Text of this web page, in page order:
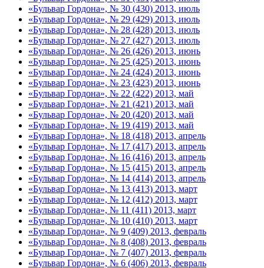
«Бульвар Гордона», № 30 (430) 2013, июль
«Бульвар Гордона», № 29 (429) 2013, июль
«Бульвар Гордона», № 28 (428) 2013, июль
«Бульвар Гордона», № 27 (427) 2013, июль
«Бульвар Гордона», № 26 (426) 2013, июнь
«Бульвар Гордона», № 25 (425) 2013, июнь
«Бульвар Гордона», № 24 (424) 2013, июнь
«Бульвар Гордона», № 23 (423) 2013, июнь
«Бульвар Гордона», № 22 (422) 2013, май
«Бульвар Гордона», № 21 (421) 2013, май
«Бульвар Гордона», № 20 (420) 2013, май
«Бульвар Гордона», № 19 (419) 2013, май
«Бульвар Гордона», № 18 (418) 2013, апрель
«Бульвар Гордона», № 17 (417) 2013, апрель
«Бульвар Гордона», № 16 (416) 2013, апрель
«Бульвар Гордона», № 15 (415) 2013, апрель
«Бульвар Гордона», № 14 (414) 2013, апрель
«Бульвар Гордона», № 13 (413) 2013, март
«Бульвар Гордона», № 12 (412) 2013, март
«Бульвар Гордона», № 11 (411) 2013, март
«Бульвар Гордона», № 10 (410) 2013, март
«Бульвар Гордона», № 9 (409) 2013, февраль
«Бульвар Гордона», № 8 (408) 2013, февраль
«Бульвар Гордона», № 7 (407) 2013, февраль
«Бульвар Гордона», № 6 (406) 2013, февраль